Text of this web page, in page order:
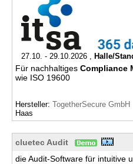
27.10. - 29.10.2026 , Halle/
Für nachhaltiges Compliance
wie ISO 19600
Hersteller: TogetherSecure GmbH
Haas
cluetec Audit
die Audit-Software für intuitive